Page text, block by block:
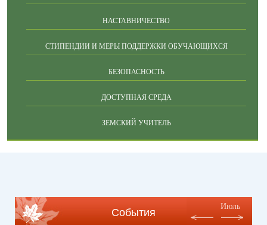
НАСТАВНИЧЕСТВО
СТИПЕНДИИ И МЕРЫ ПОДДЕРЖКИ ОБУЧАЮЩИХСЯ
БЕЗОПАСНОСТЬ
ДОСТУПНАЯ СРЕДА
ЗЕМСКИЙ УЧИТЕЛЬ
События
Июль